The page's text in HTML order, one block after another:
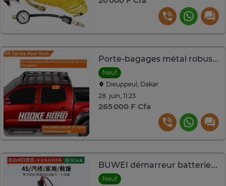
Porte-bagages métal robuste avec 4 LED universel
Neuf
Dieuppeul, Dakar
28. juin, 11:23
265 000 F Cfa
BUWEI démarreur batterie 12V puissant et portable
Neuf